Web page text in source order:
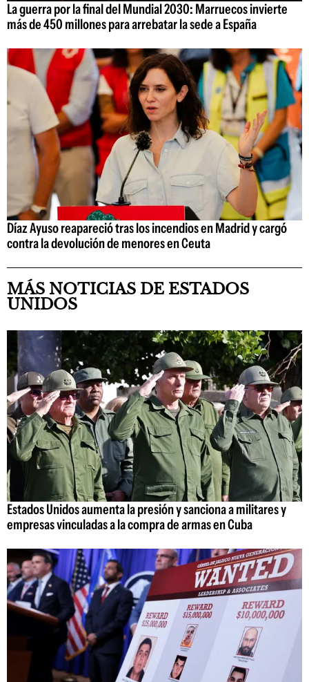
La guerra por la final del Mundial 2030: Marruecos invierte
más de 450 millones para arrebatar la sede a España
Díaz Ayuso reapareció tras los incendios en Madrid y cargó
contra la devolución de menores en Ceuta
MÁS NOTICIAS DE ESTADOS
UNIDOS
Estados Unidos aumenta la presión y sanciona a militares y
empresas vinculadas a la compra de armas en Cuba